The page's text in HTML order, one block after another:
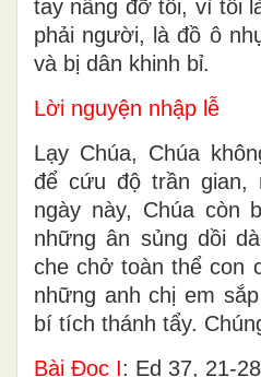
tay nâng đỡ tôi, vì tôi
phải người, là đồ ô
và bị dân khinh bỉ.
Lời nguyện nhập lễ
Lạy Chúa, Chúa
để cứu độ trần gian,
ngày này, Chúa còn
những ân sủng dồi
che chở toàn thể con
những anh chị em
bí tích thánh tẩy.
Bài Ðọc I: Ed 37, 21-28